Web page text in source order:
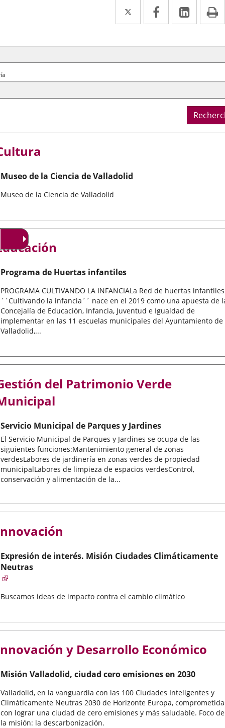
Twitter
Enlace
a
una
aplicación
Facebook
Enlace
a
una
aplicación
Enlace
a
una
Museo de la Ciencia de Valladolid
Museo de la Ciencia de Valladolid
Programa de Huertas infantiles
PROGRAMA CULTIVANDO LA INFANCIALa Red de huertas infantiles
´´Cultivando la infancia´´ nace en el 2019 como una apuesta de
Concejalía de Educación, Infancia, Juventud e Igualdad de
implementar en las 11 escuelas municipales del Ayuntamiento de
Valladolid,...
del Patrimonio Verde
Servicio Municipal de Parques y Jardines
El Servicio Municipal de Parques y Jardines se ocupa de las
siguientes funciones:Mantenimiento general de zonas
verdesLabores de jardinería en zonas verdes de propiedad
municipalLabores de limpieza de espacios verdesControl,
conservación y alimentación de la...
Expresión de interés. Misión Ciudades Climáticamente
Neutras
Buscamos ideas de impacto contra el cambio climático
y Desarrollo Económico
Misión Valladolid, ciudad cero emisiones en 2030
Valladolid, en la vanguardia con las 100 Ciudades Inteligentes y
Climáticamente Neutras 2030 de Horizonte Europa, comprometida
con lograr una ciudad de cero emisiones y más saludable. Foco de
la misión: la descarbonización.